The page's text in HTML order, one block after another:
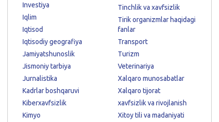
Investiya
Iqlim
Iqtisod
Iqtisodiy geografiya
Jamiyatshunoslik
Jismoniy tarbiya
Jurnalistika
Kadrlar boshqaruvi
Kiberxavfsizlik
Kimyo
Tinchlik va xavfsizlik
Tirik organizmlar haqidagi
fanlar
Transport
Turizm
Veterinariya
Xalqaro munosabatlar
Xalqaro tijorat
xavfsizlik va rivojlanish
Xitoy tili va madaniyati